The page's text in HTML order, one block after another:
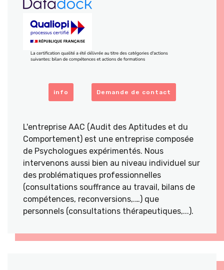
info Demande de contact
L'entreprise AAC (Audit des Aptitudes et du
Comportement) est une entreprise composée
de Psychologues expérimentés. Nous
intervenons aussi bien au niveau individuel sur
des problématiques professionnelles
(consultations souffrance au travail, bilans de
compétences, reconversions,.…) que
personnels (consultations thérapeutiques,...).